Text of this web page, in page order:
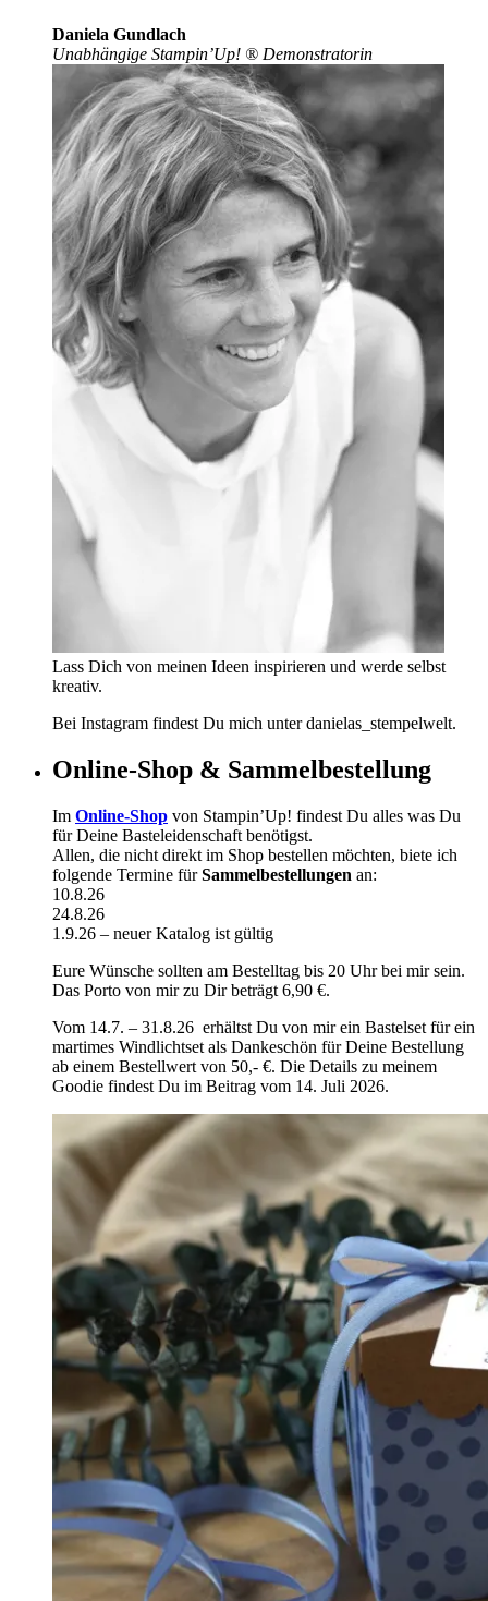
Daniela Gundlach
Unabhängige Stampin’Up! ® Demonstratorin
Lass Dich von meinen Ideen inspirieren und werde selbst
kreativ.
Bei Instagram findest Du mich unter danielas_stempelwelt.
Online-Shop & Sammelbestellung
Im Online-Shop von Stampin’Up! findest Du alles was Du
für Deine Basteleidenschaft benötigst.
Allen, die nicht direkt im Shop bestellen möchten, biete ich
folgende Termine fürSammelbestellungen an:
10.8.26
24.8.26
1.9.26 – neuer Katalog ist gültig
Eure Wünsche sollten am Bestelltag bis 20 Uhr bei mir sein.
Das Porto von mir zu Dir beträgt 6,90 €.
Vom 14.7. – 31.8.26 erhältst Du von mir ein Bastelset für ein
martimes Windlichtset als Dankeschön für Deine Bestellung
ab einem Bestellwert von 50,- €. Die Details zu meinem
Goodie findest Du im Beitrag vom 14. Juli 2026.